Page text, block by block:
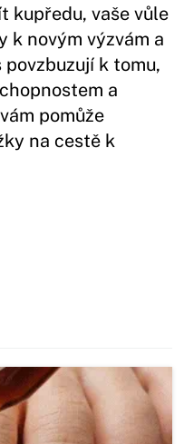
kupředu, vaše vůle
k novým výzvám a
k tomu,
a
pomůže
na cestě k